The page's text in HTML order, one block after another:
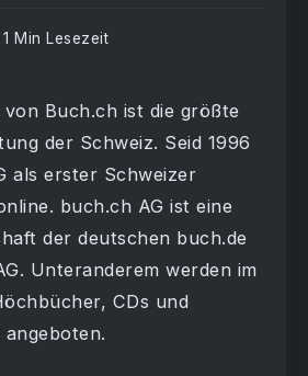
1 Min Lesezeit
Buch.ch ist die größte
der Schweiz. Seid 1996
als erster Schweizer
buch.ch AG ist eine
der deutschen buch.de
Unteranderem werden im
CDs und